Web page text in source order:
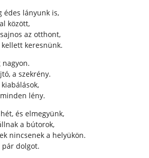
édes lányunk is,
között,
az otthont,
keresnünk.
nagyon.
a szekrény.
lény.
és elmegyünk,
a bútorok,
nincsenek a helyükön.
dolgot.